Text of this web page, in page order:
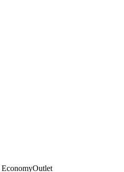
EconomyOutlet